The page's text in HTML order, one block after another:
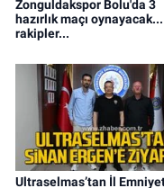
Zonguldakspor Bolu'da 3
hazırlık maçı
rakipler...
Ultraselmas’tan İl